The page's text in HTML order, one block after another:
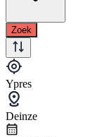
Zoek
Ypres
Deinze